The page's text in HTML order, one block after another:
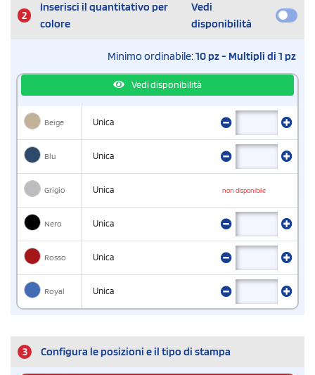
2
Inserisci il quantitativo per
colore
Vedi
disponibilità
Minimo ordinabile:10 pz - Multipli di 1 pz
Vedi disponibilità
Beige Unica
Blu Unica
Grigio Unica non disponibile
Nero Unica
Rosso Unica
Royal Unica
3 Configura le posizioni e il tipo di stampa